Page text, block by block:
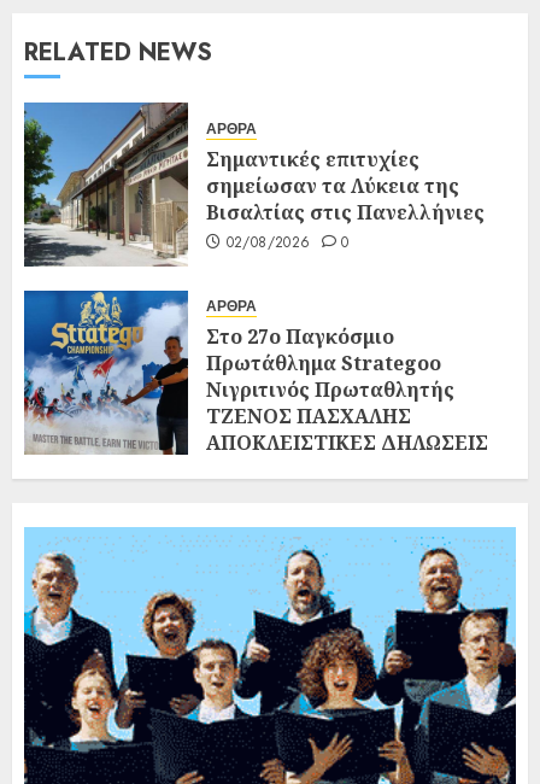
RELATED NEWS
ΑΡΘΡΑ
Σημαντικές επιτυχίες
σημείωσαν τα Λύκεια της
Βισαλτίας στις Πανελλήνιες
02/08/2026 0
ΑΡΘΡΑ
Στο 27ο Παγκόσμιο
Πρωτάθλημα Strategoo
Νιγριτινός Πρωταθλητής
ΤΖΕΝΟΣ ΠΑΣΧΑΛΗΣ
ΑΠΟΚΛΕΙΣΤΙΚΕΣ ΔΗΛΩΣΕΙΣ